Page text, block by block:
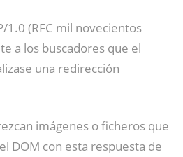
1.0 (RFC mil novecientos
a los buscadores que el
una redirección
imágenes o ficheros que
DOM con esta respuesta de